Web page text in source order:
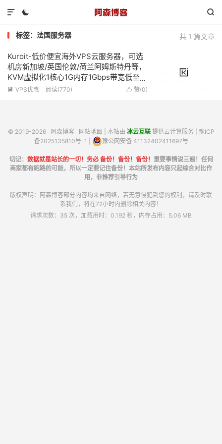
 

共 1 篇文章
标签：法国服务器
Kuroit-低价便宜海外VPS云服务器，可选
机房新加坡/英国伦敦/荷兰阿姆斯特丹等，
KVM虚拟化1核心1G内存1Gbps带宽低至
£12/年
 赞(0)
 VPS优惠 阅读(770)
© 2019-2026 阿森博客 网站地图 | 本站由 冰云互联提供云计算服务 | 豫ICP
备2025135810号-1
豫公网安备 41132402411697号
切记： 数据就是站长的一切！务必 备份！备份！备份！ 重要事情说三遍！任何
商家都有跑路的可能，所以一定要记住备份！本站所发布内容只起综合对比作
用，非推荐引导行为
版权声明：阿森博客部分内容均来自网络，若无意侵犯到您的权利，请及时联
系我们，将在72小时内删除相关内容！
请求次数：35 次，加载用时：0.192 秒，内存占用：5.06 MB